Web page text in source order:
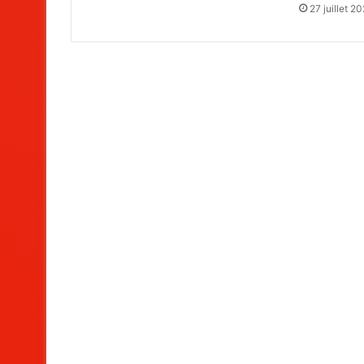
27 juillet